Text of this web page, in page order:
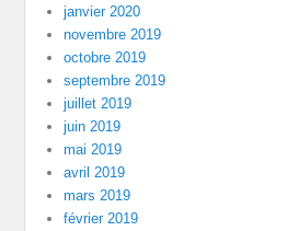
janvier 2020
novembre 2019
octobre 2019
septembre 2019
juillet 2019
juin 2019
mai 2019
avril 2019
mars 2019
février 2019